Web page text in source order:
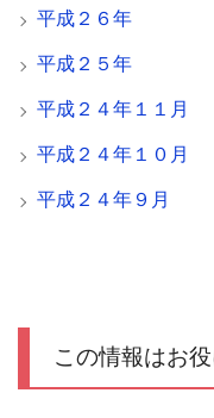
平成２６年
平成２５年
平成２４年１１月
平成２４年１０月
平成２４年９月
この情報はお